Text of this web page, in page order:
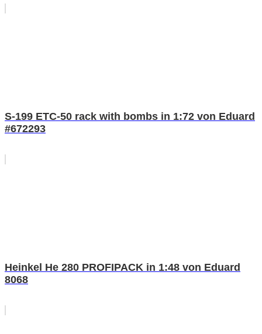
S-199 ETC-50 rack with bombs in 1:72 von Eduard
#672293
Heinkel He 280 PROFIPACK in 1:48 von Eduard
8068